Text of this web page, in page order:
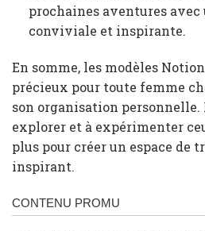
prochaines aventures
conviviale et inspirante.
En somme, les modèles
précieux pour toute femme
son organisation personnelle.
explorer et à expérimenter
plus pour créer un espace
inspirant.